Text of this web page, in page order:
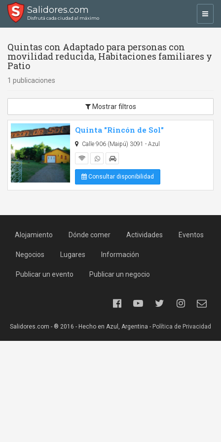
Salidores.com
Disfrutá cada ciudad al máximo
Quintas con Adaptado para personas con
movilidad reducida, Habitaciones familiares y
Patio
1 publicaciones
Mostrar filtros
Quinta "Rincón de Sol"
Calle 906 (Maipú) 3091 - Azul
Consultar disponibilidad
Alojamiento Dónde comer Actividades Eventos
Negocios Lugares Información
Publicar un evento Publicar un negocio
Salidores.com - ® 2016 - Hecho en Azul, Argentina - Política de Privacidad